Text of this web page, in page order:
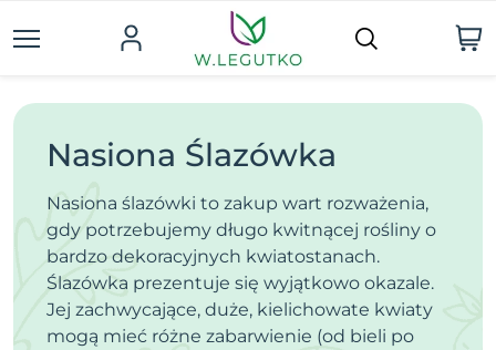
Nasiona Ślazówka
Nasiona ślazówki to zakup wart rozważenia,
gdy potrzebujemy długo kwitnącej rośliny o
bardzo dekoracyjnych kwiatostanach.
Ślazówka prezentuje się wyjątkowo okazale.
Jej zachwycające, duże, kielichowate kwiaty
mogą mieć różne zabarwienie (od bieli po